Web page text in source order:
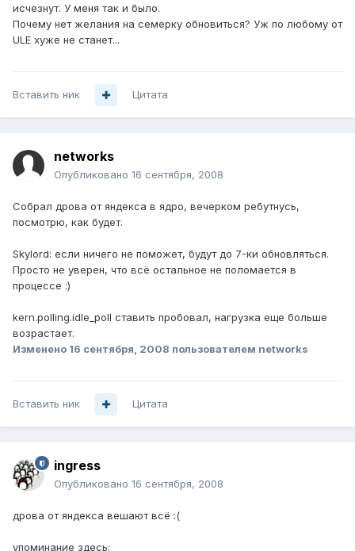
исчезнут. У меня так и было.
Почему нет желания на семерку обновиться? Уж по любому от
ULE хуже не станет...
Вставить ник Цитата
networks
Опубликовано 16 сентября, 2008
Собрал дрова от яндекса в ядро, вечерком ребутнусь,
посмотрю, как будет.
Skylord: если ничего не поможет, будут до 7-ки обновляться.
Просто не уверен, что всё остальное не поломается в
процессе :)
kern.polling.idle_poll ставить пробовал, нагрузка еще больше
возрастает.
Изменено 16 сентября, 2008 пользователем networks
Вставить ник Цитата
ingress
Опубликовано 16 сентября, 2008
дрова от яндекса вешают всё :(
упоминание здесь: